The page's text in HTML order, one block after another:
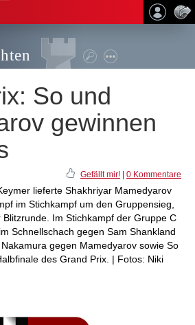
So und
gewinnen
Gefällt mir! 0 Kommentare
lieferte Shakhriyar Mamedyarov
im Stichkampf um den Gruppensieg,
Im Stichkampf der Gruppe C
Schnellschach gegen Sam Shankland
gegen Mamedyarov sowie So
des Grand Prix. | Fotos: Niki